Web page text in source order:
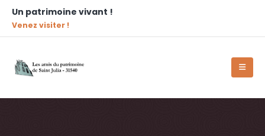
Un patrimoine vivant !
Venez visiter !